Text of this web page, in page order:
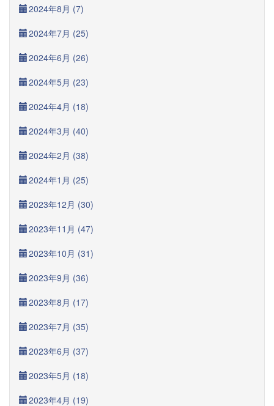
2024年8月 (7)
2024年7月 (25)
2024年6月 (26)
2024年5月 (23)
2024年4月 (18)
2024年3月 (40)
2024年2月 (38)
2024年1月 (25)
2023年12月 (30)
2023年11月 (47)
2023年10月 (31)
2023年9月 (36)
2023年8月 (17)
2023年7月 (35)
2023年6月 (37)
2023年5月 (18)
2023年4月 (19)